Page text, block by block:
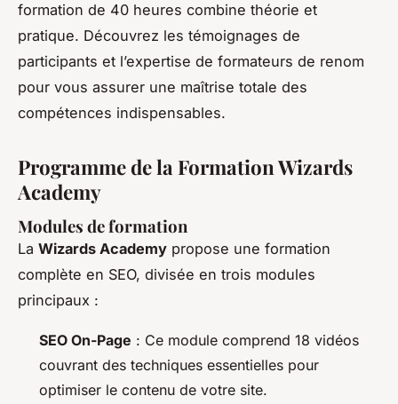
formation de 40 heures combine théorie et
pratique. Découvrez les témoignages de
participants et l’expertise de formateurs de renom
pour vous assurer une maîtrise totale des
compétences indispensables.
Programme de la Formation Wizards
Academy
Modules de formation
La Wizards Academy propose une formation
complète en SEO, divisée en trois modules
principaux :
SEO On-Page : Ce module comprend 18 vidéos
couvrant des techniques essentielles pour
optimiser le contenu de votre site.